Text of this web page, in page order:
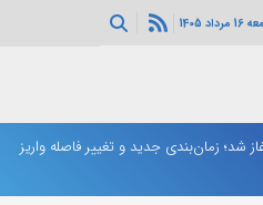
مرداد 1405
شد؛ زمان‌بندی جدید و تغییر فاصله واریز